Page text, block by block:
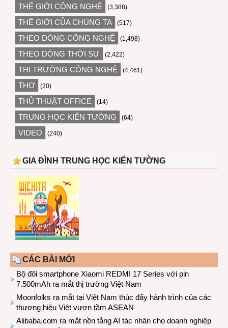
THẾ GIỚI CÔNG NGHỆ (3,388)
THẾ GIỚI CỦA CHÚNG TA (517)
THEO DÒNG CÔNG NGHỆ (1,498)
THEO DÒNG THỜI SỰ (2,422)
THỊ TRƯỜNG CÔNG NGHỆ (4,461)
THƠ (20)
THỦ THUẬT OFFICE (14)
TRUNG HỌC KIẾN TƯỜNG (64)
VIDEO (240)
GIA ĐÌNH TRUNG HỌC KIẾN TƯỜNG
CÁC BÀI MỚI
Bộ đôi smartphone Xiaomi REDMI 17 Series với pin
7.500mAh ra mắt thị trường Việt Nam
Moonfolks ra mắt tại Việt Nam thúc đẩy hành trình của các
thương hiệu Việt vươn tầm ASEAN
Alibaba.com ra mắt nền tảng AI tác nhân cho doanh nghiệp